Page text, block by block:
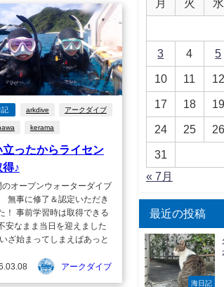
記 arkdive アークダイブ
kerama
立ったからライセン
得♪
のオープンウォーターダイブ
無事に修了＆認定いただき
！ 事前学習時は取得できる
安なまま当日を迎えました
ざ始まってしまえばあっと
アークダイブ
月 火 水
3 4 5
10 11 12
17 18 19
24 25 26
31
« 7月
最近の投稿
海日記